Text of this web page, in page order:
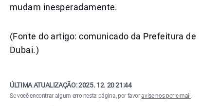
mudam inesperadamente.
(Fonte do artigo: comunicado da Prefeitura de
Dubai.)
ÚLTIMA ATUALIZAÇÃO:2025. 12. 20 21:44
Se você encontrar algum erro nesta página, por favoravise-nos por e-mail .